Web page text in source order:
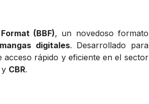
(BBF), un novedoso formato
digitales. Desarrollado para
acceso rápido y eficiente en el sector
y CBR.